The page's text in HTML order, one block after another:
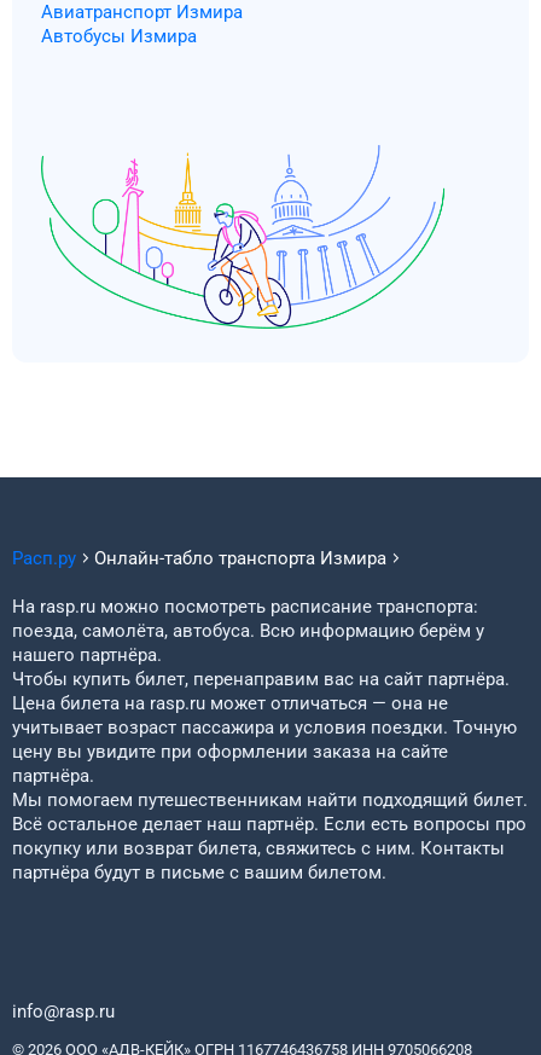
Авиатранспорт Измира
Автобусы Измира
Расп.ру Онлайн-табло транспорта Измира
На rasp.ru можно посмотреть расписание транспорта:
поезда, самолёта, автобуса. Всю информацию берём у
нашего партнёра.
Чтобы купить билет, перенаправим вас на сайт партнёра.
Цена билета на rasp.ru может отличаться — она не
учитывает возраст пассажира и условия поездки. Точную
цену вы увидите при оформлении заказа на сайте
партнёра.
Мы помогаем путешественникам найти подходящий билет.
Всё остальное делает наш партнёр. Если есть вопросы про
покупку или возврат билета, свяжитесь с ним. Контакты
партнёра будут в письме с вашим билетом.
info@rasp.ru
© 2026 ООО «АДВ-КЕЙК» ОГРН 1167746436758 ИНН 9705066208